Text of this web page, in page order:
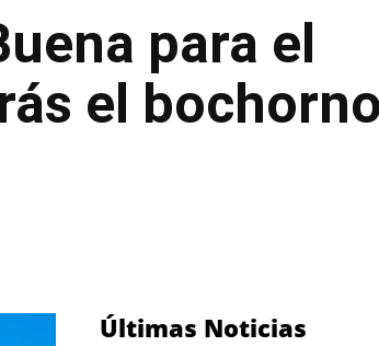
para el
el
Últimas Noticias